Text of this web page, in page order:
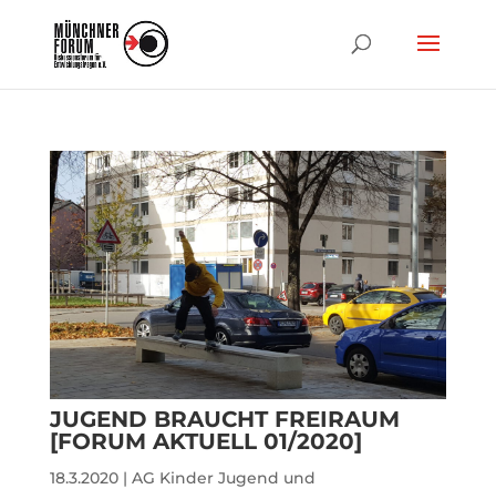
JUGEND BRAUCHT FREIRAUM
[FORUM AKTUELL 01/2020]
18.3.2020| AG Kinder Jugend und